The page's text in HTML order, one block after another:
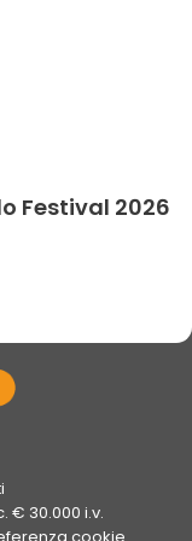
Festival 2026
€ 30.000 i.v.